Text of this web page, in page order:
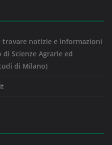
trovare notizie e informazioni
Scienze Agrarie ed
di Milano)